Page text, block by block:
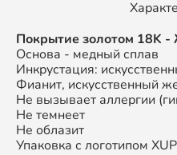
Покрытие золотом 18K -
Основа - медный сплав
Инкрустация:
Фианит, искусственный
Не вызывает аллергии
Не темнеет
Не облазит
Упаковка с логотипом